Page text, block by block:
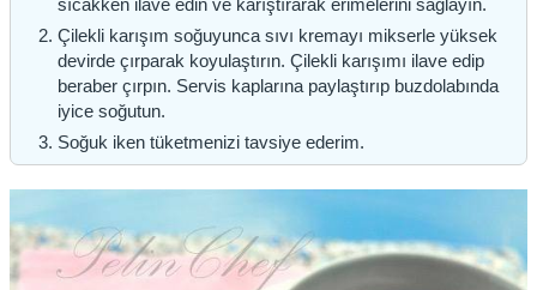
Çilekli karışım soğuyunca sıvı kremayı mikserle yüksek
devirde çırparak koyulaştırın. Çilekli karışımı ilave edip
beraber çırpın. Servis kaplarına paylaştırıp buzdolabında
iyice soğutun.
Soğuk iken tüketmenizi tavsiye ederim.